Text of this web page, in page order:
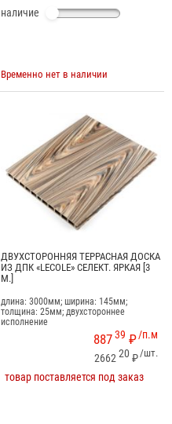
наличие
Временно нет в наличии
ДВУХСТОРОННЯЯ ТЕРРАСНАЯ ДОСКА
ИЗ ДПК «LECOLE» СЕЛЕКТ. ЯРКАЯ [3
М.]
длина: 3000мм; ширина: 145мм;
толщина: 25мм; двухстороннее
исполнение
/п.м
88739 ₽
/шт.
2662 20 ₽
товар поставляется под заказ